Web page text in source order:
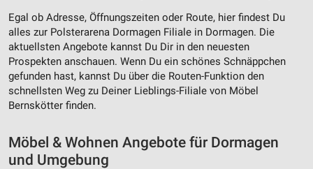
Egal ob Adresse, Öffnungszeiten oder Route, hier findest Du
alles zur Polsterarena Dormagen Filiale in Dormagen. Die
aktuellsten Angebote kannst Du Dir in den neuesten
Prospekten anschauen. Wenn Du ein schönes Schnäppchen
gefunden hast, kannst Du über die Routen-Funktion den
schnellsten Weg zu Deiner Lieblings-Filiale von Möbel
Bernskötter finden.
Möbel & Wohnen Angebote für Dormagen
und Umgebung